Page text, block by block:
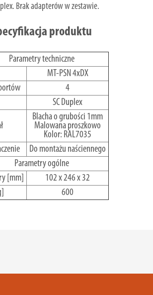
Brak adapterów w zestawie.
produktu
Parametry techniczne
MT-PSN 4xDX
4
SC Duplex
Blacha o grubości 1mm
Malowana proszkowo
Kolor: RAL7035
Do montażu naściennego
Parametry ogólne
[mm]
102 x 246 x 32
600